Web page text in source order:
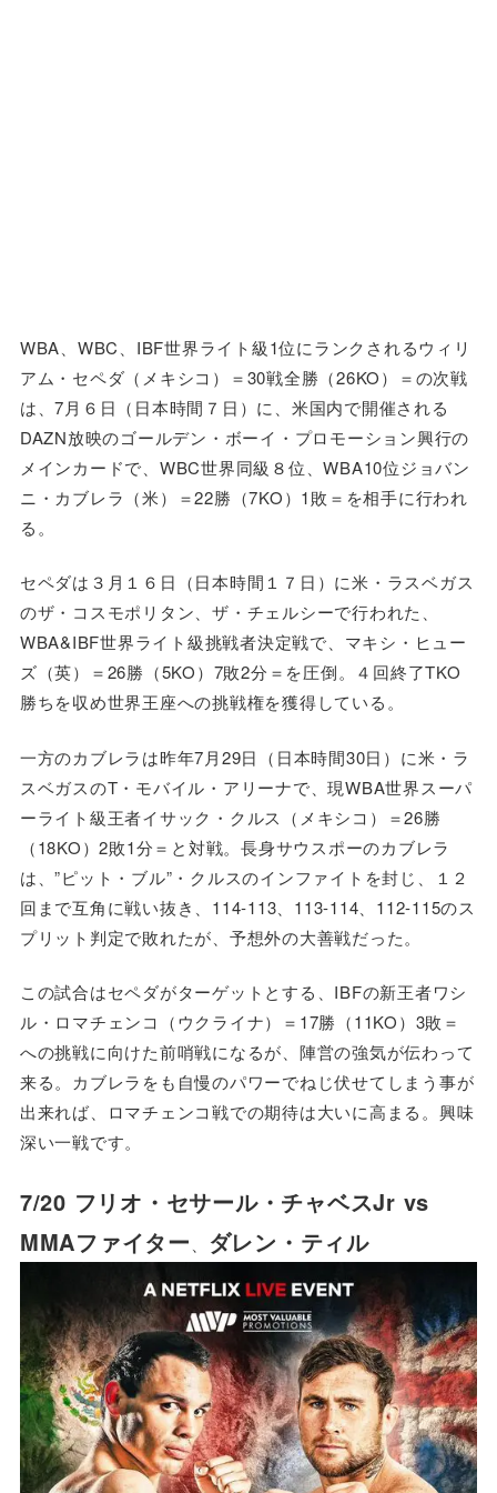
WBA、WBC、IBF世界ライト級1位にランクされるウィリ
アム・セペダ（メキシコ）＝30戦全勝（26KO）＝の次戦
は、7月６日（日本時間７日）に、米国内で開催される
DAZN放映のゴールデン・ボーイ・プロモーション興行の
メインカードで、WBC世界同級８位、WBA10位ジョバン
ニ・カブレラ（米）＝22勝（7KO）1敗＝を相手に行われ
る。
セペダは３月１６日（日本時間１７日）に米・ラスベガス
のザ・コスモポリタン、ザ・チェルシーで行われた、
WBA&IBF世界ライト級挑戦者決定戦で、マキシ・ヒュー
ズ（英）＝26勝（5KO）7敗2分＝を圧倒。４回終了TKO
勝ちを収め世界王座への挑戦権を獲得している。
一方のカブレラは昨年7月29日（日本時間30日）に米・ラ
スベガスのT・モバイル・アリーナで、現WBA世界スーパ
ーライト級王者イサック・クルス（メキシコ）＝26勝
（18KO）2敗1分＝と対戦。長身サウスポーのカブレラ
は、”ピット・ブル”・クルスのインファイトを封じ、１２
回まで互角に戦い抜き、114‐113、113-114、112-115のス
プリット判定で敗れたが、予想外の大善戦だった。
この試合はセペダがターゲットとする、IBFの新王者ワシ
ル・ロマチェンコ（ウクライナ）＝17勝（11KO）3敗＝
への挑戦に向けた前哨戦になるが、陣営の強気が伝わって
来る。カブレラをも自慢のパワーでねじ伏せてしまう事が
出来れば、ロマチェンコ戦での期待は大いに高まる。興味
深い一戦です。
7/20 フリオ・セサール・チャベスJr vs
MMAファイター
ダレン・ティル